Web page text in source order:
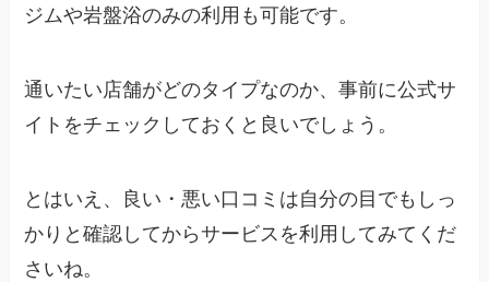
ジムや岩盤浴のみの利用も可能です。
通いたい店舗がどのタイプなのか、事前に公式サ
イトをチェックしておくと良いでしょう。
とはいえ、良い・悪い口コミは自分の目でもしっ
かりと確認してからサービスを利用してみてくだ
さいね。